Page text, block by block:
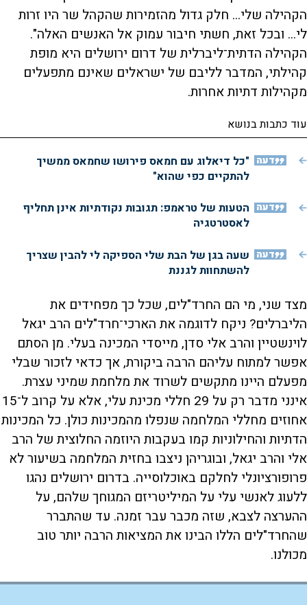
הקהילה שלי... חלק גדול מהזמירות שהקהל שר היו זרות
לי... ובכל זאת, חשתי חיבור עמוק אל האנשים האלה".
הקהילה הדתית־ליברלית של דרום ירושלים היא מופת
קהילתי, המדבר לליבם של ישראלים שאינם מתפעלים
מקהילות דתיות אחרות.
עוד כתבות בנושא
דעה "כל דיאלוג עם חמאס פירושו שחמאס ממשיך
להתקיים כפי שהוא"
דעה הטעות של טראמפ: תגובות נקודתיות אינן תחליף
לאסטרטגיה
דעה שעה בגן של הבת שלי הספיקה לי להבין שצריך
להשתחוות לגננת
מצד שני, מי הם החרד"לים, שכל כך מפחידים את
הליברלים? ניקח לדוגמה את הארכי־חרד"לים הרב יגאל
לוינשטיין והרב אלי סדן, מייסדי המכינה בעלי. מן הסתם
אפשר למתוח עליהם הרבה ביקורת, אך כדאי לזכור שבלי
מפעלם היינו מתקשים לשרוד את מלחמת שמיני עצרת.
אינני מדבר רק על 29 חללי מכינת עלי, אלא על קרוב ל־15
אחוזים מחללי המלחמה שנפלו מהמכינות כולן. כל המכינות
הדתיות והחילוניות קמו בעקבות היוזמה החלוצית של הרב
אלי והרב יגאל, ובוגריהן ניצבו בחזית המלחמה בשיעור לא
פרופורציונלי לחלקם באוכלוסייה. בדרום ירושלים נהגו
ללעוג לאנשי עלי על המיליטריזם המגוחך שלהם, על
ההערצה לצבא, שזה מכבר עבר זמנה. עד שהתברר
שהחרד"לים הללו הבינו את המציאות הרבה יותר טוב
מכולנו.